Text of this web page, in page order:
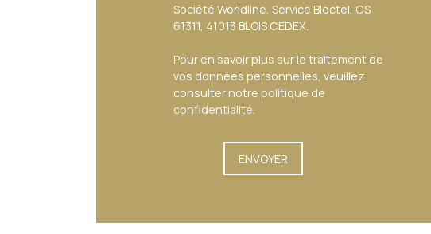
Société Worldline, Service Bloctel, CS
61311, 41013 BLOIS CEDEX.
Pour en savoir plus sur le traitement de
vos données personnelles, veuillez
consulter notre politique de
confidentialité.
ENVOYER